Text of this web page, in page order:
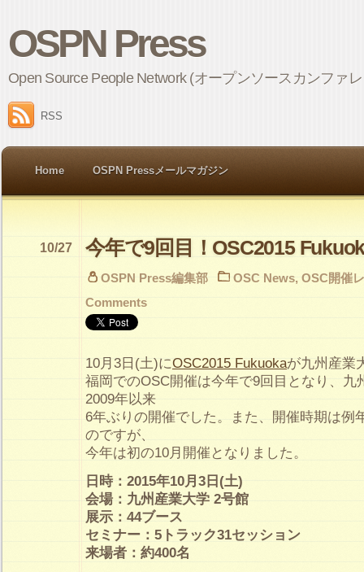
OSPN Press
Open Source People Network (オープンソースカンファ
RSS
Home OSPN Pressメールマガジン
今年で9回目！OSC2015
10/27
OSPN Press編集部 OSC News, OSC開催
Comments
10月3日(土)にOSC2015 Fukuokaが九州産業
福岡でのOSC開催は今年で9回目となり、九
2009年以来
6年ぶりの開催でした。また、開催時期は例
のですが、
今年は初の10月開催となりました。
日時：2015年10月3日(土)
会場：九州産業大学 2号館
展示：44ブース
セミナー：5トラック31セッション
来場者：約400名